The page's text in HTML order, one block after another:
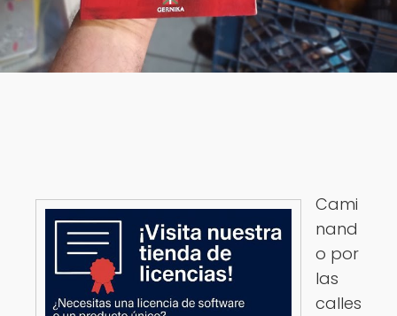
Cami
nand
o por
las
calles